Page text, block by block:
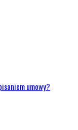
umowy?